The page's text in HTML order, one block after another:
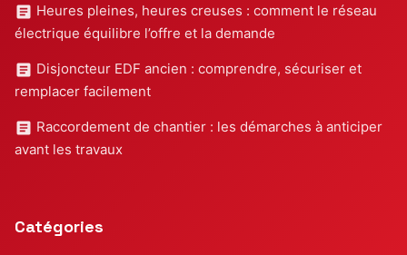
Heures pleines, heures creuses : comment le réseau
électrique équilibre l’offre et la demande
Disjoncteur EDF ancien : comprendre, sécuriser et
remplacer facilement
Raccordement de chantier : les démarches à anticiper
avant les travaux
Catégories